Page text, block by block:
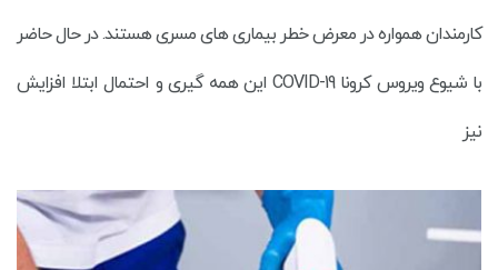
کارمندان همواره در معرض خطر بیماری های مسری هستند. در حال حاضر
با شیوع ویروس کرونا COVID-19 این همه گیری و احتمال ابتلا افزایش
نیز